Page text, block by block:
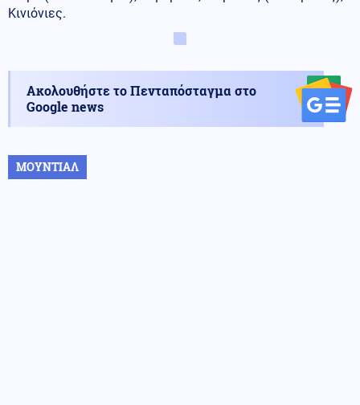
Κινιόνιες.
Ακολουθήστε το Πενταπόσταγμα στο
Google news
ΜΟΥΝΤΙΑΛ